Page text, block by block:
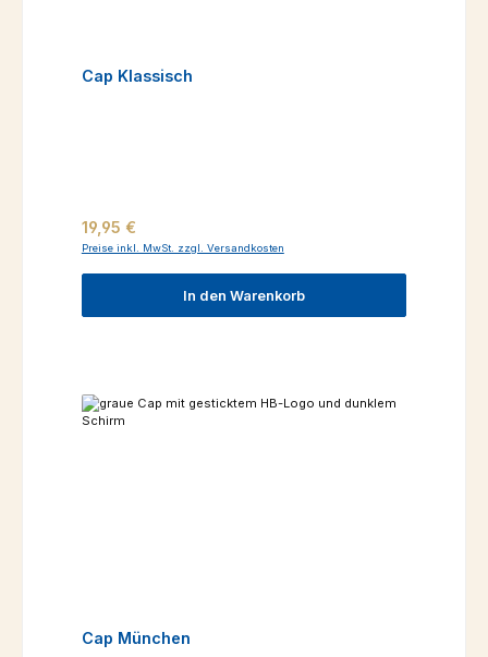
Cap Klassisch
Regulärer Preis:
19,95 €
Preise inkl. MwSt. zzgl. Versandkosten
In den Warenkorb
Cap München